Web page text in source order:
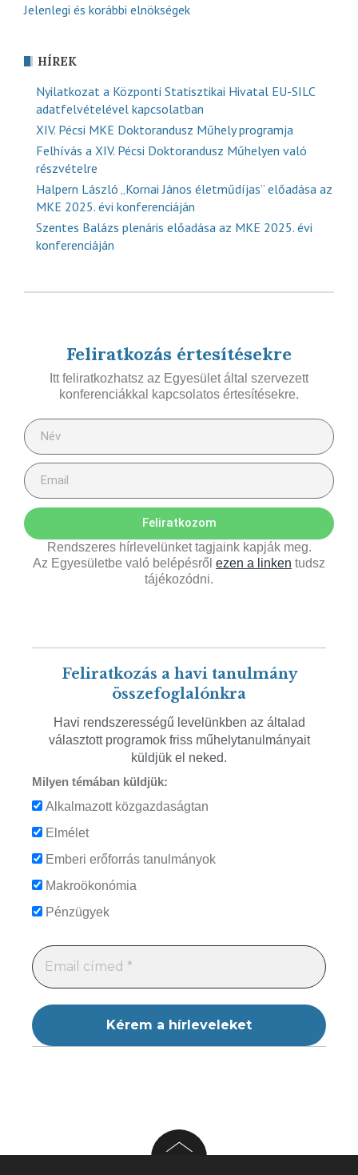
Jelenlegi és korábbi elnökségek
HÍREK
Nyilatkozat a Központi Statisztikai Hivatal EU-SILC
adatfelvételével kapcsolatban
XIV. Pécsi MKE Doktorandusz Műhely programja
Felhívás a XIV. Pécsi Doktorandusz Műhelyen való
részvételre
Halpern László „Kornai János életműdíjas” előadása az
MKE 2025. évi konferenciáján
Szentes Balázs plenáris előadása az MKE 2025. évi
konferenciáján
Feliratkozás értesítésekre
Itt feliratkozhatsz az Egyesület által szervezett
konferenciákkal kapcsolatos értesítésekre.
Feliratkozom
Rendszeres hírlevelünket tagjaink kapják meg.
Az Egyesületbe való belépésről ezen a linken tudsz
tájékozódni.
Feliratkozás a havi tanulmány
összefoglalónkra
Havi rendszerességű levelünkben az általad
választott programok friss műhelytanulmányait
küldjük el neked.
Milyen témában küldjük:
Alkalmazott közgazdaságtan
Elmélet
Emberi erőforrás tanulmányok
Makroökonómia
Pénzügyek